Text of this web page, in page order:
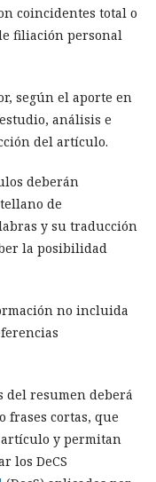
coincidentes total o
filiación personal
según el aporte en
análisis e
del artículo.
deberán
de
y su traducción
la posibilidad
no incluida
del resumen deberá
frases cortas, que
y permitan
los DeCS